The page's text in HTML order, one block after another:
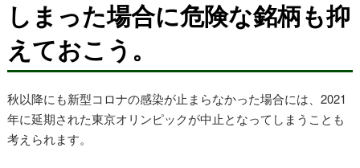
しまった場合に危険な銘柄も抑
えておこう。
秋以降にも新型コロナの感染が止まらなかった場合には、2021
年に延期された東京オリンピックが中止となってしまうことも
考えられます。